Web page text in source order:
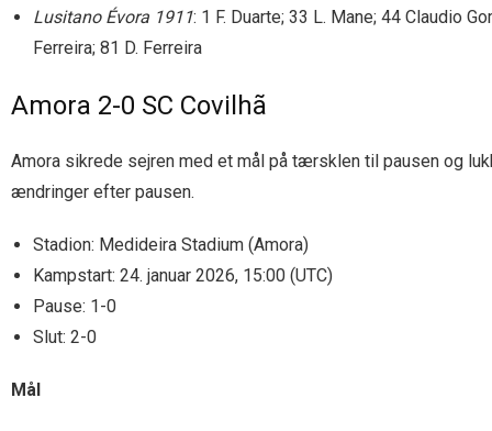
Lusitano Évora 1911: 1 F. Duarte; 33 L. Mane; 44 Claudio
Ferreira; 81 D. Ferreira
Amora 2-0 SC Covilhã
Amora sikrede sejren med et mål på tærsklen til pausen og
ændringer efter pausen.
Stadion: Medideira Stadium (Amora)
Kampstart: 24. januar 2026, 15:00 (UTC)
Pause: 1-0
Slut: 2-0
Mål